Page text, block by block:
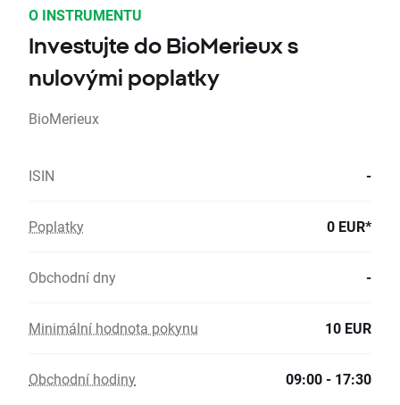
O INSTRUMENTU
Investujte do BioMerieux s
nulovými poplatky
BioMerieux
ISIN -
Poplatky 0 EUR*
Obchodní dny -
Minimální hodnota pokynu 10 EUR
Obchodní hodiny 09:00 - 17:30